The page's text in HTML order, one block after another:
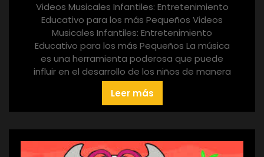
Videos Musicales Infantiles: Entretenimiento
Educativo para los más Pequeños Videos
Musicales Infantiles: Entretenimiento
Educativo para los más Pequeños La música
es una herramienta poderosa que puede
influir en el desarrollo de los niños de manera
Leer más